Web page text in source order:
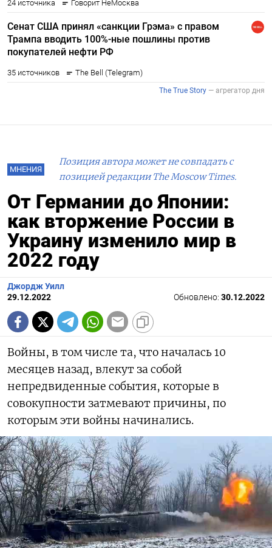
МНЕНИЯ
Позиция автора может не совпадать с
позицией редакции The Moscow Times.
От Германии до Японии:
как вторжение России в
Украину изменило мир в
2022 году
Джордж Уилл
29.12.2022
Обновлено: 30.12.2022
Войны, в том числе та, что началась 10
месяцев назад, влекут за собой
непредвиденные события, которые в
совокупности затмевают причины, по
которым эти войны начинались.